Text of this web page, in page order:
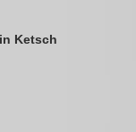
Ketsch